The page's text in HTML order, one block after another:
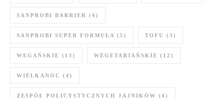
SANPROBI BARRIER (4)
SANPROBI SUPER FORMUŁA (5) TOFU (3)
WEGAŃSKIE (13) WEGETARIAŃSKIE (12)
WIELKANOC (4)
ZESPÓŁ POLICYSTYCZNYCH JAJNIKÓW (4)